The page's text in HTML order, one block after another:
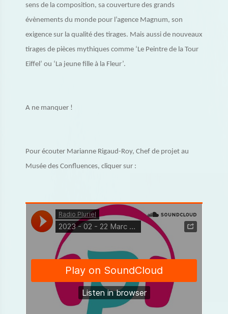
sens de la composition, sa couverture des grands
évènements du monde pour l’agence Magnum, son
exigence sur la qualité des tirages. Mais aussi de nouveaux
tirages de pièces mythiques comme ‘Le Peintre de la Tour
Eiffel’ ou ‘La jeune fille à la Fleur’.
A ne manquer !
Pour écouter Marianne Rigaud-Roy, Chef de projet au
Musée des Confluences, cliquer sur :